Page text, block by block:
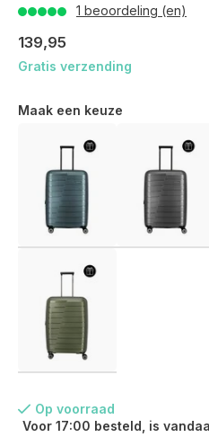
1 beoordeling (en)
139,95
Gratis verzending
Maak een keuze
Op voorraad
Voor 17:00 besteld, is